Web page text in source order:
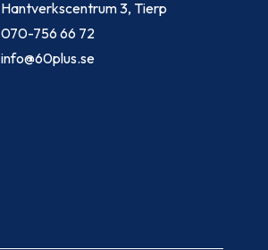
Hantverkscentrum 3, Tierp
070-756 66 72
info@60plus.se